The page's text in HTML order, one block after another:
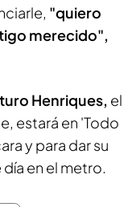
"quiero
merecido",
Henriques, el
estará en 'Todo
y para dar su
en el metro.